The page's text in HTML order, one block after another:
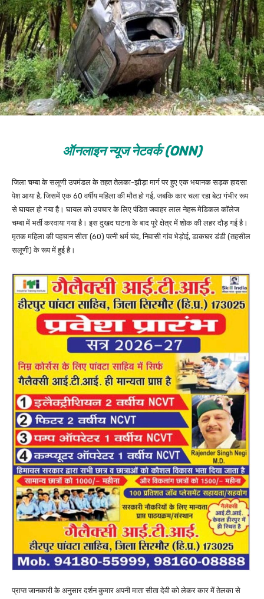
ऑनलाइन न्यूज नेटवर्क (ONN)
जिला चम्बा के सलूणी उपमंडल के तहत तेलका-झौड़ा मार्ग पर हुए एक भयानक सड़क हादसा
पेश आया है, जिसमें एक 60 वर्षीय महिला की मौत हो गई, जबकि कार चला रहा बेटा गंभीर रूप
से घायल हो गया है। घायल को उपचार के लिए पंडित जवाहर लाल नेहरू मेडिकल कॉलेज
चम्बा में भर्ती करवाया गया है। इस दुखद घटना के बाद पूरे क्षेत्र में शोक की लहर दौड़ गई है।
मृतक महिला की पहचान सीता (60) पत्नी धर्म चंद, निवासी गांव भेड़ोई, डाकघर डंडी (तहसील
सलूणी) के रूप में हुई है।
प्राप्त जानकारी के अनुसार दर्शन कुमार अपनी माता सीता देवी को लेकर कार में तेलका से